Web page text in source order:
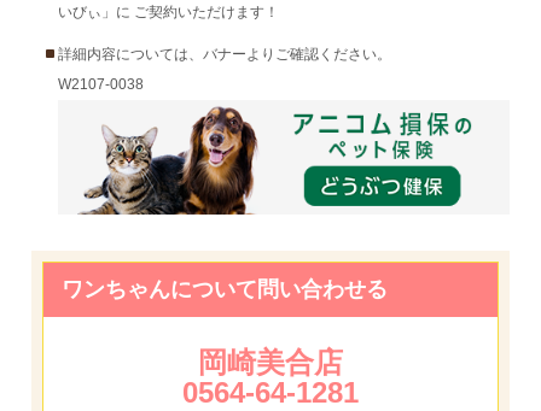
いびぃ」に ご契約いただけます！
詳細内容については、バナーよりご確認ください。
W2107-0038
ワンちゃんについて問い合わせる
岡崎美合店
0564-64-1281